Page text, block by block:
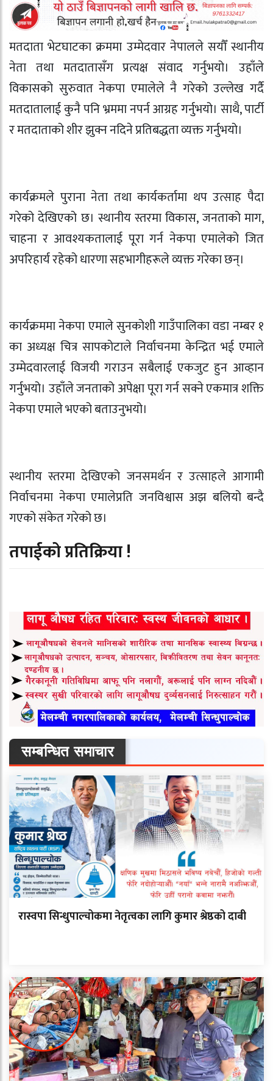
मतदाता भेटघाटका क्रममा उम्मेदवार नेपालले सयौँ स्थानीय
नेता तथा मतदातासँग प्रत्यक्ष संवाद गर्नुभयो। उहाँले
विकासको सुरुवात नेकपा एमालेले नै गरेको उल्लेख गर्दै
मतदातालाई कुनै पनि भ्रममा नपर्न आग्रह गर्नुभयो। साथै, पार्टी
र मतदाताको शीर झुक्न नदिने प्रतिबद्धता व्यक्त गर्नुभयो।
कार्यक्रमले पुराना नेता तथा कार्यकर्तामा थप उत्साह पैदा
गरेको देखिएको छ। स्थानीय स्तरमा विकास, जनताको माग,
चाहना र आवश्यकतालाई पूरा गर्न नेकपा एमालेको जित
अपरिहार्य रहेको धारणा सहभागीहरूले व्यक्त गरेका छन्।
कार्यक्रममा नेकपा एमाले सुनकोशी गाउँपालिका वडा नम्बर १
का अध्यक्ष चित्र सापकोटाले निर्वाचनमा केन्द्रित भई एमाले
उम्मेदवारलाई विजयी गराउन सबैलाई एकजुट हुन आव्हान
गर्नुभयो। उहाँले जनताको अपेक्षा पूरा गर्न सक्ने एकमात्र शक्ति
नेकपा एमाले भएको बताउनुभयो।
स्थानीय स्तरमा देखिएको जनसमर्थन र उत्साहले आगामी
निर्वाचनमा नेकपा एमालेप्रति जनविश्वास अझ बलियो बन्दै
गएको संकेत गरेको छ।
तपाईको प्रतिक्रिया !
सम्बन्धित समाचार
रास्वपा सिन्धुपाल्चोकमा नेतृत्वका लागि कुमार श्रेष्ठको दाबी